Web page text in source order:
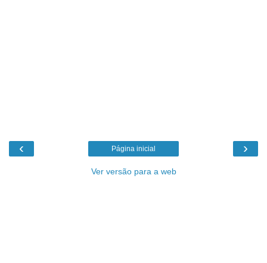
‹ ›
Página inicial
Ver versão para a web